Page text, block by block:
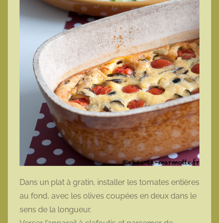
Dans un plat à gratin, installer les tomates entières
au fond, avec les olives coupées en deux dans le
sens de la longueur.